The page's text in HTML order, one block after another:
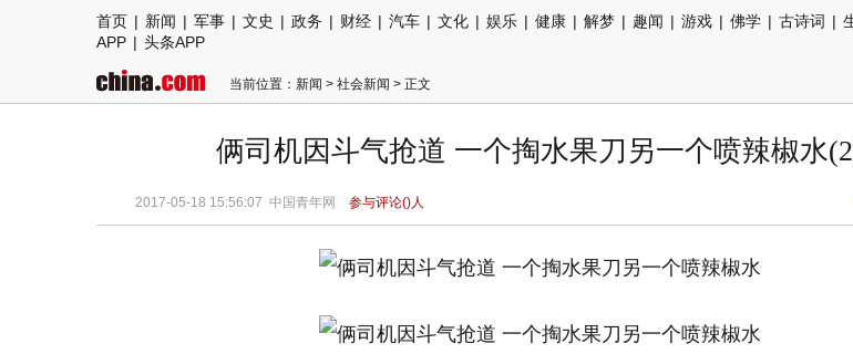
首页 | 新闻 | 军事 | 文史 | 政务 | 财经 | 汽车 | 文化 | 娱乐 | 健康 | 解梦 | 趣闻 | 游戏 | 佛学 | 古诗词 |
APP | 头条APP
当前位置： 新闻 > 社会新闻 > 正文
俩司机因斗气抢道 一个掏水果刀另一个喷辣椒水
2017-05-18 15:56:07 中国青年网 参与评论()人